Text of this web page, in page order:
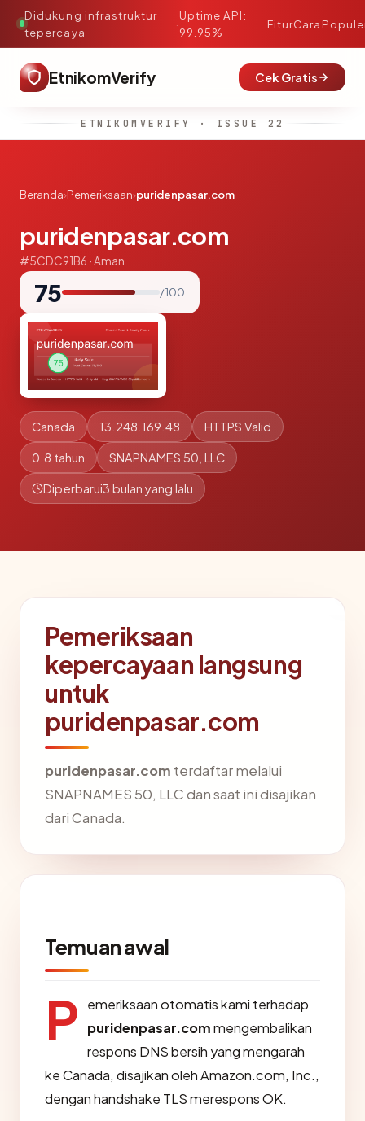
Didukung infrastruktur
tepercaya
·
Uptime API:
99.95%
FiturCara
EtnikomVerify Cek Gratis
ETNIKOMVERIFY · ISSUE 22
Beranda›Pemeriksaan›puridenpasar.com
puridenpasar.com
#5CDC91B6 · Aman
75 / 100
Canada 13.248.169.48 HTTPS Valid
0.8 tahun SNAPNAMES 50, LLC
Diperbarui3 bulan yang lalu
Pemeriksaan
kepercayaan langsung
untuk
puridenpasar.com
puridenpasar.com terdaftar melalui
SNAPNAMES 50, LLC dan saat ini disajikan
dari Canada.
Temuan awal
P
emeriksaan otomatis kami terhadap
puridenpasar.commengembalikan
respons DNS bersih yang mengarah
ke Canada, disajikan oleh Amazon.com, Inc.,
dengan handshake TLS merespons OK.